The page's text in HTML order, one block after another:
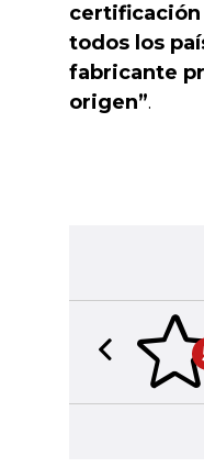
certificación
todos los
fabricante
origen”.
Seleccione y
Previous